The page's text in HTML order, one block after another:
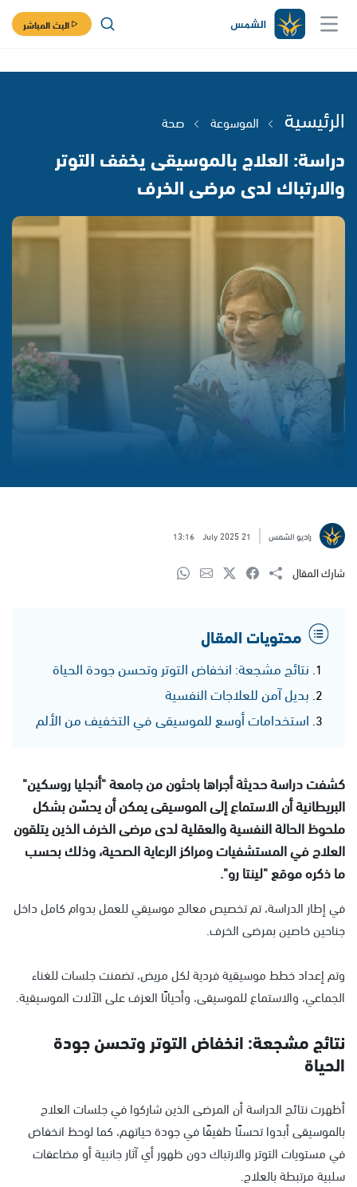
البث المباشر
الرئيسية الموسوعة صحة
دراسة: العلاج بالموسيقى يخفف التوتر
والارتباك لدى مرضى الخرف
راديو الشمس 21 July 2025
13:16
شارك المقال
محتويات المقال
نتائج مشجعة: انخفاض التوتر وتحسن جودة الحياة
بديل آمن للعلاجات النفسية
استخدامات أوسع للموسيقى في التخفيف من الألم
كشفت دراسة حديثة أجراها باحثون من جامعة "أنجليا روسكين"
البريطانية أن الاستماع إلى الموسيقى يمكن أن يحسّن بشكل
ملحوظ الحالة النفسية والعقلية لدى مرضى الخرف الذين يتلقون
العلاج في المستشفيات ومراكز الرعاية الصحية، وذلك بحسب
ما ذكره موقع "لينتا رو".
في إطار الدراسة، تم تخصيص معالج موسيقي للعمل بدوام كامل داخل
جناحين خاصين بمرضى الخرف.
وتم إعداد خطط موسيقية فردية لكل مريض، تضمنت جلسات للغناء
الجماعي، والاستماع للموسيقى، وأحيانًا العزف على الآلات الموسيقية.
نتائج مشجعة: انخفاض التوتر وتحسن جودة
الحياة
أظهرت نتائج الدراسة أن المرضى الذين شاركوا في جلسات العلاج
بالموسيقى أبدوا تحسنًا طفيفًا في جودة حياتهم، كما لوحظ انخفاض
في مستويات التوتر والارتباك دون ظهور أي آثار جانبية أو مضاعفات
سلبية مرتبطة بالعلاج.